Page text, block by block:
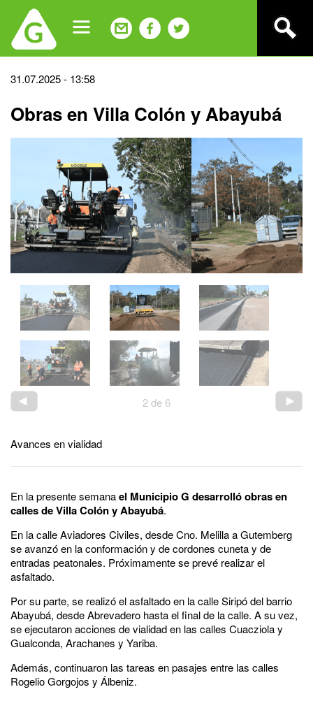
navigation
Back
top
31.07.2025 - 13:58
Obras en Villa Colón y Abayubá
2de 6
Avances en vialidad
En la presente semanael Municipio G desarrolló obras en
calles de Villa Colón y Abayubá.
En la calle Aviadores Civiles, desde Cno. Melilla a Gutemberg
se avanzó en la conformación y de cordones cuneta y de
entradas peatonales. Próximamente se prevé realizar el
asfaltado.
Por su parte, se realizó el asfaltado en la calle Siripó del barrio
Abayubá, desde Abrevadero hasta el final de la calle. A su vez,
se ejecutaron acciones de vialidad en las calles Cuacziola y
Gualconda, Arachanes y Yariba.
Además, continuaron las tareas en pasajes entre las calles
Rogelio Gorgojos y Álbeniz.